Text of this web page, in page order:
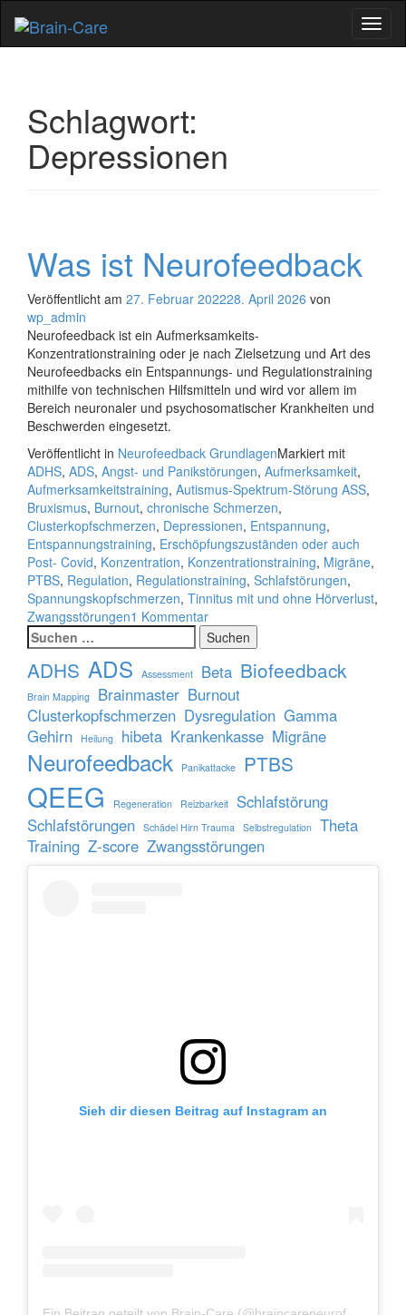
Schlagwort:
Depressionen
Was ist Neurofeedback
Veröffentlicht am 27. Februar 202228. April 2026 von
wp_admin
Neurofeedback ist ein Aufmerksamkeits-
Konzentrationstraining oder je nach Zielsetzung und Art des
Neurofeedbacks ein Entspannungs- und Regulationstraining
mithilfe von technischen Hilfsmitteln und wird vor allem im
Bereich neuronaler und psychosomatischer Krankheiten und
Beschwerden eingesetzt.
Veröffentlicht in Neurofeedback GrundlagenMarkiert mit
ADHS, ADS, Angst- und Panikstörungen, Aufmerksamkeit,
Aufmerksamkeitstraining, Autismus-Spektrum-Störung ASS,
Bruxismus, Burnout, chronische Schmerzen,
Clusterkopfschmerzen, Depressionen, Entspannung,
Entspannungstraining, Erschöpfungszuständen oder auch
Post- Covid, Konzentration, Konzentrationstraining, Migräne,
PTBS, Regulation, Regulationstraining, Schlafstörungen,
Spannungskopfschmerzen, Tinnitus mit und ohne Hörverlust,
Zwangsstörungen1 Kommentar
Suchen
nach:
ADHS ADS Assessment Beta Biofeedback
Brain Mapping Brainmaster Burnout
Clusterkopfschmerzen Dysregulation Gamma
Gehirn
Heilung hibeta Krankenkasse Migräne
Neurofeedback Panikattacke PTBS
QEEG Regeneration Reizbarkeit
Schlafstörung
Schlafstörungen Schädel Hirn Trauma Selbstregulation Theta
Training Z-score Zwangsstörungen
Sieh dir diesen Beitrag auf Instagram an
Dein neuer Job als
Neurofeedback
Bewirb Dich jetzt!